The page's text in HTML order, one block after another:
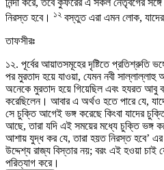
নিন্দা করে, তবে কুফরের এ সকল নেতৃবর্গের
নিরস্ত হবে। ১২ বস্তুত এরা এমন লোক,
তাফসীরঃ
১২. পূর্বের আয়াতসমূহের দৃষ্টিতে প্রতিশ্রুতি
পর মুরতাদ হয়ে যাওয়া, যেমন নবী
অনেকে মুরতাদ হয়ে গিয়েছিল এবং হযরত আবু
করেছিলেন। আবার এ অর্থও হতে পারে যে,
সে চুক্তি আগেই ভঙ্গ করেছে কিংবা যাদের
আছে, তারা যদি এই সময়ের মধ্যে চুক্তি ভঙ্গ
আশায় যুদ্ধ কর যে, তারা হয়ত নিরস্ত হবে’
উদ্দেশ্য রাজ্য বিস্তার নয়; বরং এই হওয়া
পরিত্যাগ করে।